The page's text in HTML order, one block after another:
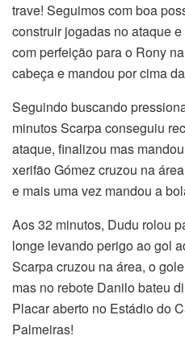
trave! Seguimos com boa
construir jogadas no ataque
com perfeição para o Rony
cabeça e mandou por cima
Seguindo buscando
minutos Scarpa conseguiu
ataque, finalizou mas
xerifão Gómez cruzou na
e mais uma vez mandou a
Aos 32 minutos, Dudu rolou
longe levando perigo ao gol
Scarpa cruzou na área, o
mas no rebote Danilo bateu
Placar aberto no Estádio do
Palmeiras!